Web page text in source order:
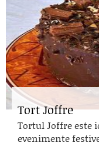
Tort Joffre
Tortul Joffre este
evenimente